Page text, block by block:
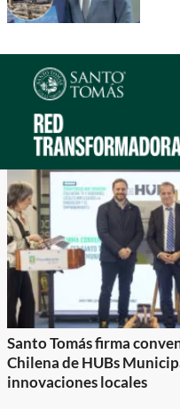
Santo Tomás firma
Chilena de HUBs
innovaciones locales